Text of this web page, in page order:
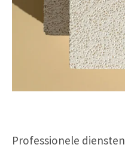
Professionele diensten